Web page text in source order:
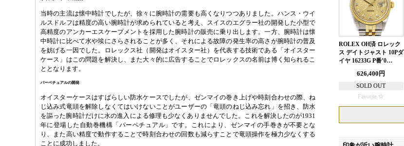
当時の主流は懐中時計でしたが、徐々に腕時計の需要も高くなりつつありました。ハンス・ウイ
ルスドルフは精度の高い腕時計が求められていると考え、スイスのエグラー社の開発した小型で
高精度のアンカーエスケープメントを採用した腕時計の販売に乗り出します。一方、腕時計は懐
中時計に比べて水や埃にさらされることが多く、それによる故障の発生率の高さが腕時計の普及
を妨げる一因でした。ロレックス社（開発はオイスター社）を代表する技術である「オイスター
ケース」はこの問題を解決し、また大々的に広告することでロレックスの名前は博く知られるこ
ととなります。
パーペチュアルの開発
オイスターケースはすばらしい防水ケースでしたが、ゼンマイの巻き上げや時刻合わせの際、ね
じ込み式竜頭を解除しなくてはいけないことがユーザーの「竜頭のねじ込み忘れ」を招き、防水
を謳った腕時計だけに水の進入による修理も少なくありませんでした。これを解決したのが1931
年に登場した自動巻機構「パーペチュアル」です。これにより、ゼンマイの手巻きが不要とな
り、また高い精度で動作することで時刻合わせの回数も減らすことで竜頭操作を極力少なくする
ことに成功しました。
ROLEX OH済 ロレック
ス デイトジャスト 10Pダ
イヤ 16233G P番’0…
626,400円
SOLD OUT
Favorite